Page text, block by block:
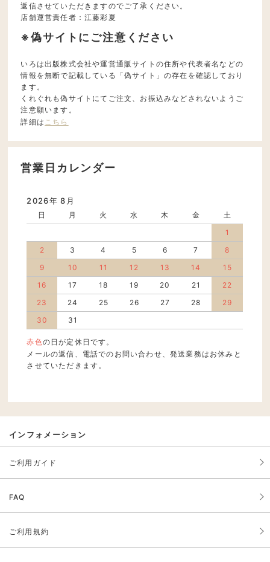
返信させていただきますのでご了承ください。
店舗運営責任者：江藤彩夏
※偽サイトにご注意ください
いろは出版株式会社や運営通販サイトの住所や代表者名などの
情報を無断で記載している「偽サイト」の存在を確認しており
ます。
くれぐれも偽サイトにてご注文、お振込みなどされないようご
注意願います。
詳細は こちら
営業日カレンダー
2026年 8月
日 月 火 水 木 金
土
1
2
3 4 5 6 7
8
9
10 11 12 13 14
15
16
17 18 19 20 21
22
23
24 25 26 27 28
29
30
31
赤色の日が定休日です。
メールの返信、電話でのお問い合わせ、発送業務はお休みと
させていただきます。
インフォメーション
ご利用ガイド
FAQ
ご利用規約